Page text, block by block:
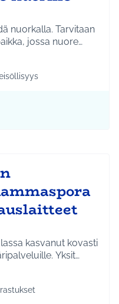
nuorkalla. Tarvitaan
jossa nuore…
mukaan: Hyvinvointi ja
kasvanut kovasti
ja siten myös tarve eläinlääkäripalveluille. Yksit…
Tuusula
mukaan: Liikunta ja